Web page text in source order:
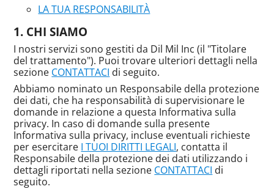
LA TUA RESPONSABILITÀ
CHI SIAMO
I nostri servizi sono gestiti da Dil Mil Inc (il "Titolare
del trattamento"). Puoi trovare ulteriori dettagli nella
sezione CONTATTACI di seguito.
Abbiamo nominato un Responsabile della protezione
dei dati, che ha responsabilità di supervisionare le
domande in relazione a questa Informativa sulla
privacy. In caso di domande sulla presente
Informativa sulla privacy, incluse eventuali richieste
per esercitare I TUOI DIRITTI LEGALI, contatta il
Responsabile della protezione dei dati utilizzando i
dettagli riportati nella sezione CONTATTACI di
seguito.